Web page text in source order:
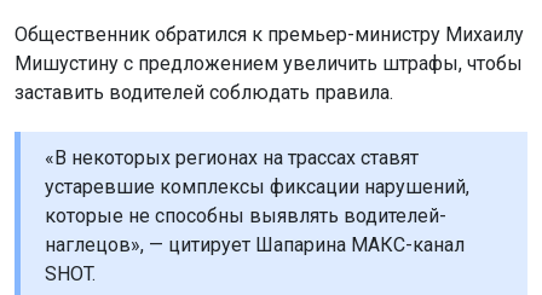
Общественник обратился к премьер-министру Михаилу
Мишустину с предложением увеличить штрафы, чтобы
заставить водителей соблюдать правила.
«В некоторых регионах на трассах ставят
устаревшие комплексы фиксации нарушений,
которые не способны выявлять водителей-
наглецов», — цитирует Шапарина МАКС-канал
SHOT.